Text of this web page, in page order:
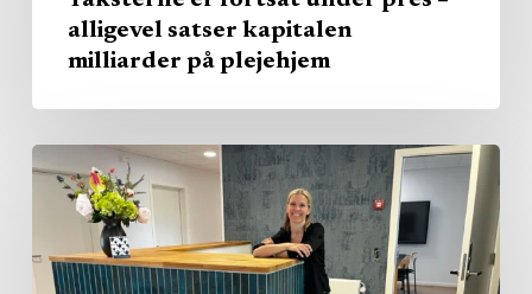
alligevel satser kapitalen
milliarder på plejehjem
Nyt
friplejehjem
fusionsmodel